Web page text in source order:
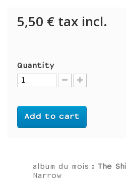
5,50 € tax incl.
Quantity
Add to cart
album du mois : The
Narrow